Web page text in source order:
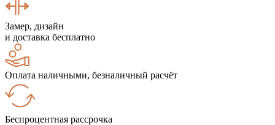
Замер, дизайн
и доставка бесплатно
Оплата наличными, безналичный расчёт
Беспроцентная рассрочка